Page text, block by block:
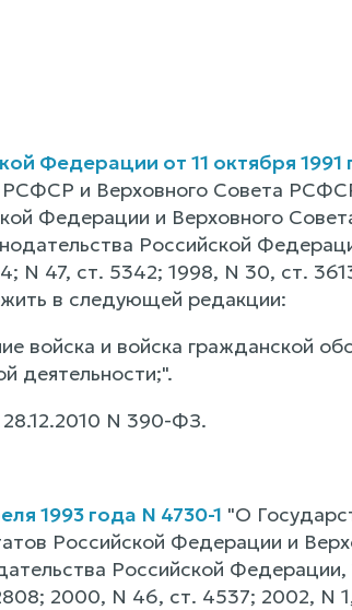
Федерации от 11 октября 1991
и Верховного Совета
Федерации и Верховного
Российской
N 47, ст. 5342; 1998, N 30, ст.
в следующей редакции:
войска и войска гражданской
деятельности;".
N 390-ФЗ.
1993 года N 4730-1 "О
Российской Федерации и
Российской Федерации,
2000, N 46, ст. 4537; 2002, N